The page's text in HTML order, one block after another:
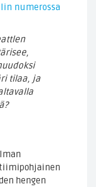
numerossa
tilaa, ja
hengen